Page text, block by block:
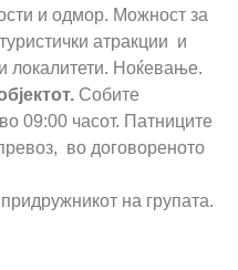
и одмор. Можност за
атракции и
Ноќевање.
Собите
09:00 часот. Патниците
во договореното
на групата.